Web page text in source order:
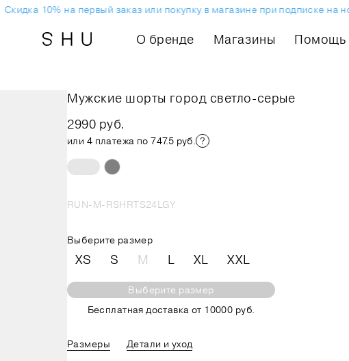
Скидка 10% на первый заказ или покупку в магазине при подписке на
О бренде Магазины Помощь
Мужские шорты город светло-серые
2990 руб.
или 4 платежа по 747.5 руб.
RUN-M-RSHRTS24LGY
Выберите размер
XS S M L XL XXL
Выберите размер
Бесплатная доставка от 10000 руб.
Размеры
Детали и уход